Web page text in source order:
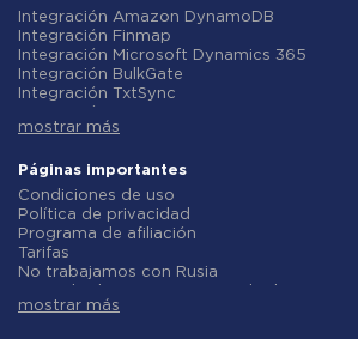
Integración Airtable
Integración Google Contacts
Integración OpenAI (ChatGPT)
Integración Instagram
Integración ActiveCampaign
Integración Typeform
Integración Salesforce CRM
Integración Notion
Integración AWeber
Integración Asana
Integración ZOHO CRM
Integración Webhooks
Integración GetResponse
Integración WooCommerce
Integración Amazon DynamoDB
Integración Finmap
Integración Microsoft Dynamics 365
Integración BulkGate
Integración TxtSync
Integración Corezoid
Integración Instasent
Integración AtomPark
Integración TXTImpact
Integración Campaign Monitor
Integración CM.com
Integración D7 Networks
Integración SMS.to
Integración SMSGlobal
mostrar más
Páginas importantes
Condiciones de uso
Política de privacidad
Programa de afiliación
Tarifas
No trabajamos con Rusia
Politica de reembolso
mostrar más